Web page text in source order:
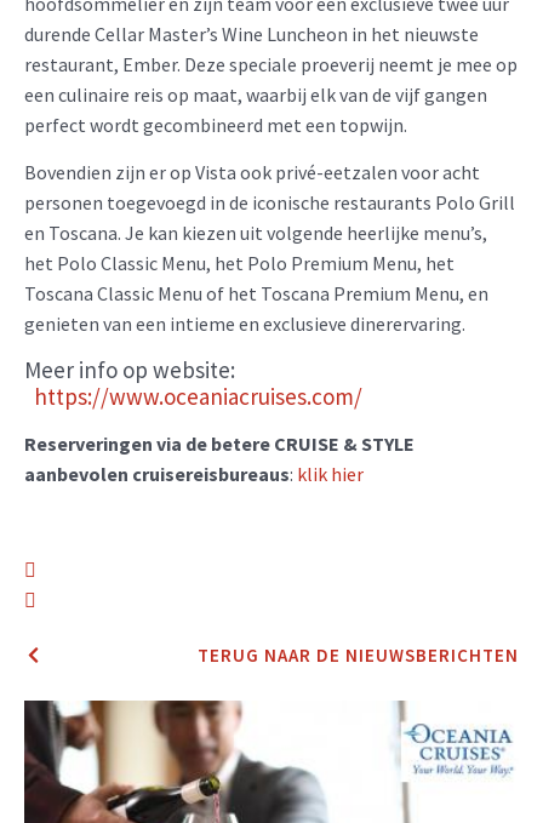
durende Cellar Master’s Wine Luncheon in het nieuwste
restaurant, Ember. Deze speciale proeverij neemt je mee op
een culinaire reis op maat, waarbij elk van de vijf gangen
perfect wordt gecombineerd met een topwijn.
Bovendien zijn er op Vista ook privé-eetzalen voor acht
personen toegevoegd in de iconische restaurants Polo Grill
en Toscana. Je kan kiezen uit volgende heerlijke menu’s,
het Polo Classic Menu, het Polo Premium Menu, het
Toscana Classic Menu of het Toscana Premium Menu, en
genieten van een intieme en exclusieve dinerervaring.
Meer info op website:
https://www.oceaniacruises.com/
Reserveringen via de betere CRUISE & STYLE
aanbevolen cruisereisbureaus: klik hier
TERUG NAAR DE NIEUWSBERICHTEN